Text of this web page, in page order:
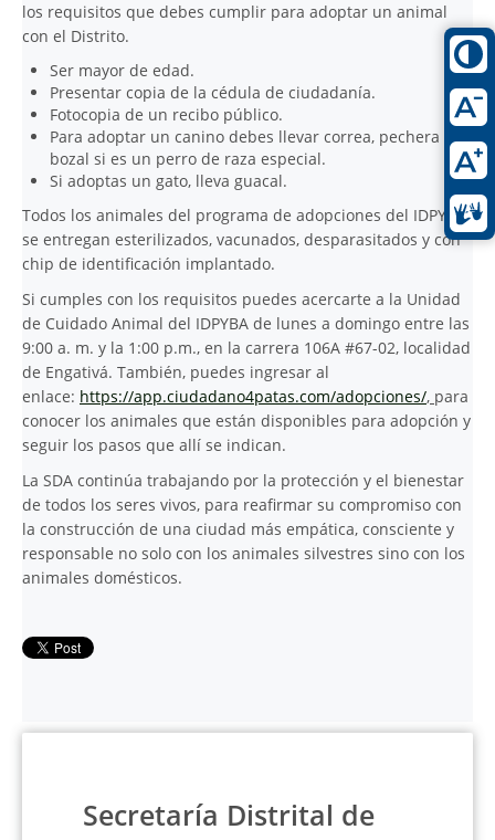
los requisitos que debes cumplir para adoptar un animal
con el Distrito.
Ser mayor de edad.
Presentar copia de la cédula de ciudadanía.
Fotocopia de un recibo público.
Para adoptar un canino debes llevar correa, pechera y
bozal si es un perro de raza especial.
Si adoptas un gato, lleva guacal.
Todos los animales del programa de adopciones del IDPYBA
se entregan esterilizados, vacunados, desparasitados y con
chip de identificación implantado.
Si cumples con los requisitos puedes acercarte a la Unidad
de Cuidado Animal del IDPYBA de lunes a domingo entre las
9:00 a. m. y la 1:00 p.m., en la carrera 106A #67-02, localidad
de Engativá. También, puedes ingresar al
enlace: https://app.ciudadano4patas.com/adopciones/, para
conocer los animales que están disponibles para adopción y
seguir los pasos que allí se indican.
La SDA continúa trabajando por la protección y el bienestar
de todos los seres vivos, para reafirmar su compromiso con
la construcción de una ciudad más empática, consciente y
responsable no solo con los animales silvestres sino con los
animales domésticos.
Secretaría Distrital de